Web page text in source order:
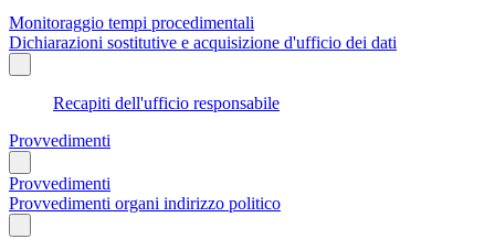
Monitoraggio tempi procedimentali
Dichiarazioni sostitutive e acquisizione d'ufficio dei dati
Recapiti dell'ufficio responsabile
Provvedimenti
Provvedimenti
Provvedimenti organi indirizzo politico